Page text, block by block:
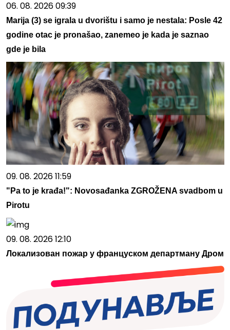
06. 08. 2026 09:39
Marija (3) se igrala u dvorištu i samo je nestala: Posle 42
godine otac je pronašao, zanemeo je kada je saznao
gde je bila
09. 08. 2026 11:59
"Pa to je krađa!": Novosađanka ZGROŽENA svadbom u
Pirotu
09. 08. 2026 12:10
Локализован пожар у француском департману Дром